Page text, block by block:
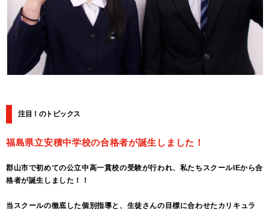
注目！のトピックス
福島県立安積中学校の合格者が誕生しました！
郡山市で初めての公立中高一貫校の受験が行われ、私たちスクールIEから合
格者が誕生しました！！
当スクールの徹底した個別指導と、生徒さんの目標に合わせたカリキュラ